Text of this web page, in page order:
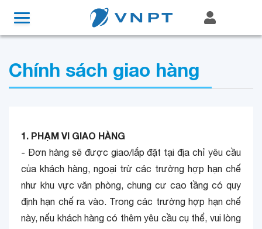
Chính sách giao hàng
1. PHẠM VI GIAO HÀNG
- Đơn hàng sẽ được giao/lắp đặt tại địa chỉ yêu cầu
của khách hàng, ngoại trừ các trường hợp hạn chế
như khu vực văn phòng, chung cư cao tầng có quy
định hạn chế ra vào. Trong các trường hợp hạn chế
này, nếu khách hàng có thêm yêu cầu cụ thể, vui lòng